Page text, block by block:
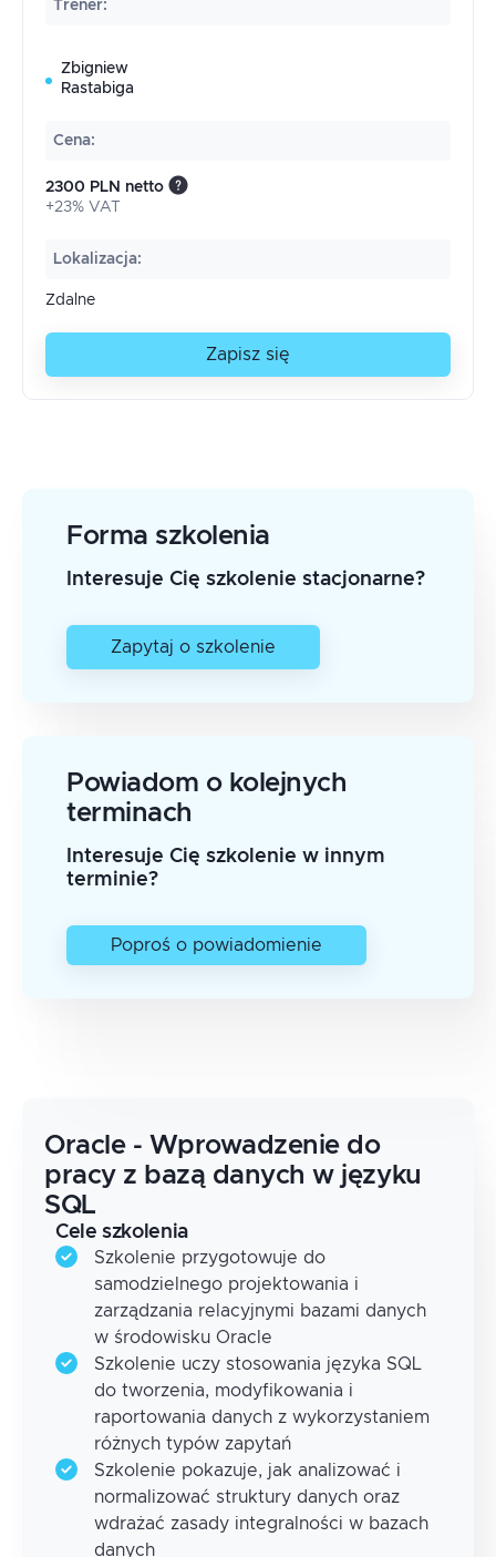
Trener:
Zbigniew
Rastabiga
Cena:
2300 PLN netto
+23% VAT
Lokalizacja:
Zdalne
Zapisz się
Forma szkolenia
Interesuje Cię szkolenie stacjonarne?
Zapytaj o szkolenie
Powiadom o kolejnych
terminach
Interesuje Cię szkolenie w innym
terminie?
Poproś o powiadomienie
Oracle - Wprowadzenie do
pracy z bazą danych w języku
SQL
Cele szkolenia
Szkolenie przygotowuje do
samodzielnego projektowania i
zarządzania relacyjnymi bazami danych
w środowisku Oracle
Szkolenie uczy stosowania języka SQL
do tworzenia, modyfikowania i
raportowania danych z wykorzystaniem
różnych typów zapytań
Szkolenie pokazuje, jak analizować i
normalizować struktury danych oraz
wdrażać zasady integralności w bazach
danych